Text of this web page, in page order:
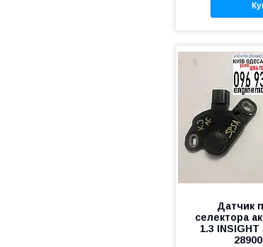
Датчик
селектора
1.3